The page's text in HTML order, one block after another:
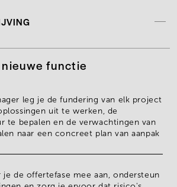
functie
leg je de fundering van elk project
uit te werken , de
te bepalenen de verwachtingen van
naar een concreet plan van aanpak
je de offertefase mee aan, ondersteun